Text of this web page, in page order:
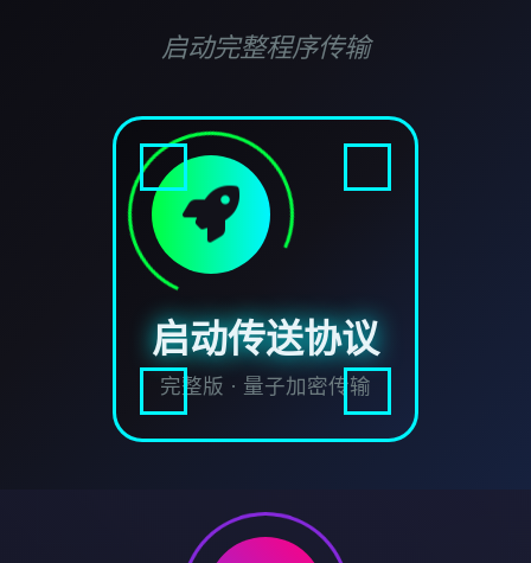
启动完整程序传输
启动传送协议
完整版 · 量子加密传输